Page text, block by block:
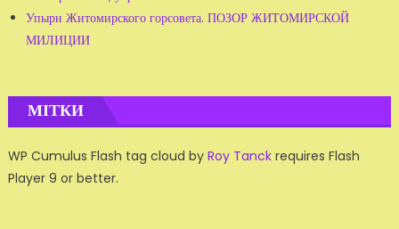
Упыри Житомирского горсовета. ПОЗОР ЖИТОМИРСКОЙ
МИЛИЦИИ
МІТКИ
WP Cumulus Flash tag cloud by Roy Tanckrequires Flash
Player 9 or better.